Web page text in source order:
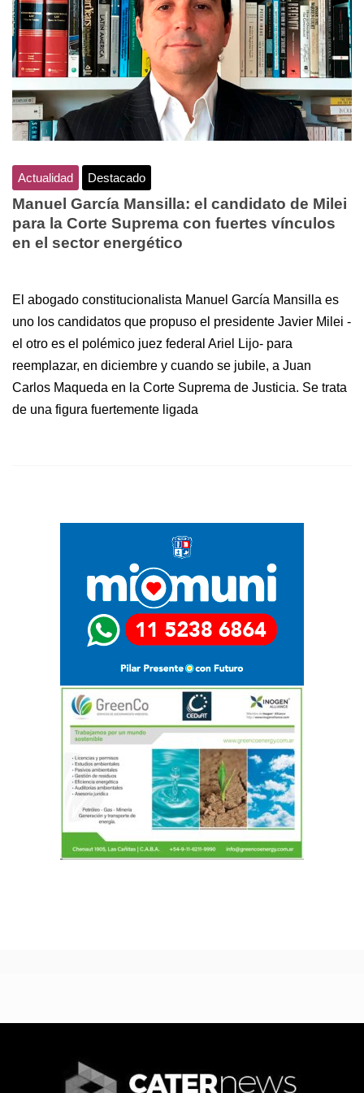
Actualidad Destacado
Manuel García Mansilla: el candidato de Milei
para la Corte Suprema con fuertes vínculos
en el sector energético
El abogado constitucionalista Manuel García Mansilla es
uno los candidatos que propuso el presidente Javier Milei -
el otro es el polémico juez federal Ariel Lijo- para
reemplazar, en diciembre y cuando se jubile, a Juan
Carlos Maqueda en la Corte Suprema de Justicia. Se trata
de una figura fuertemente ligada